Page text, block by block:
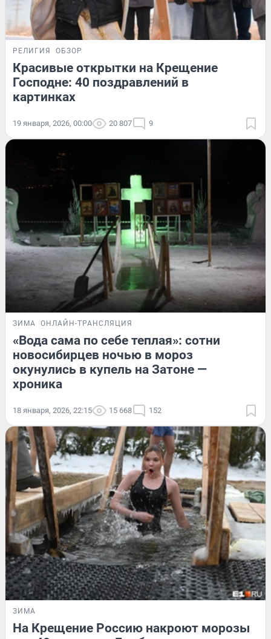
РЕЛИГИЯ ОБЗОР
Красивые открытки на Крещение
Господне: 40 поздравлений в
картинках
19 января, 2026, 00:00 20 807 9
ЗИМА ОНЛАЙН-ТРАНСЛЯЦИЯ
«Вода сама по себе теплая»: сотни
новосибирцев ночью в мороз
окунулись в купель на Затоне —
хроника
18 января, 2026, 22:15 15 668 152
ЗИМА
На Крещение Россию накроют морозы